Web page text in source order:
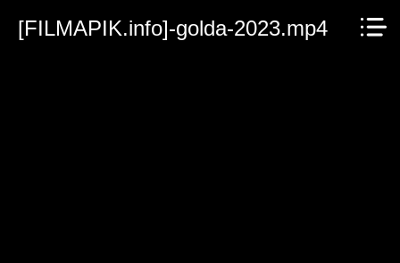
[FILMAPIK.info]-golda-2023.mp4